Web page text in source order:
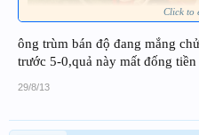
Click to
ông trùm bán độ đang mắng
trước 5-0,quả này mất đống
29/8/13